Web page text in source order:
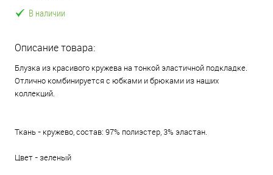
В наличии
Описание товара:
Блузка из красивого кружева на тонкой эластичной подкладке.
Отлично комбинируется с юбками и брюками из наших
коллекций.
Ткань - кружево, состав: 97% полиэстер, 3% эластан.
Цвет - зеленый